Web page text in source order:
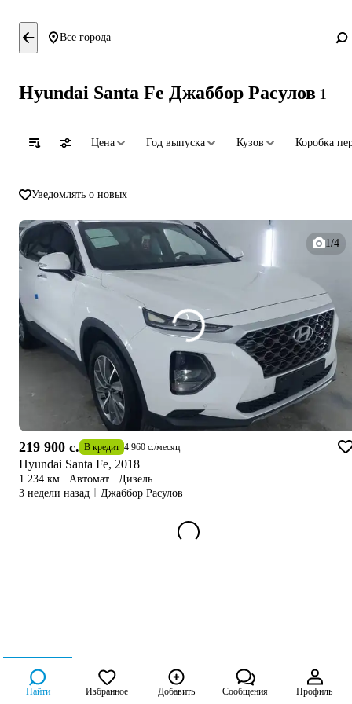
Все города
Hyundai Santa Fe Джаббор Расулов 1
Цена Год выпуска Кузов Коробка
Уведомлять о новых
1/4
219 900 c. В кредит 4 960 c. /месяц
Hyundai Santa Fe, 2018
1 234 км · Автомат · Дизель
3 недели назад
Джаббор Расулов
Найти Избранное Добавить Сообщения Профиль